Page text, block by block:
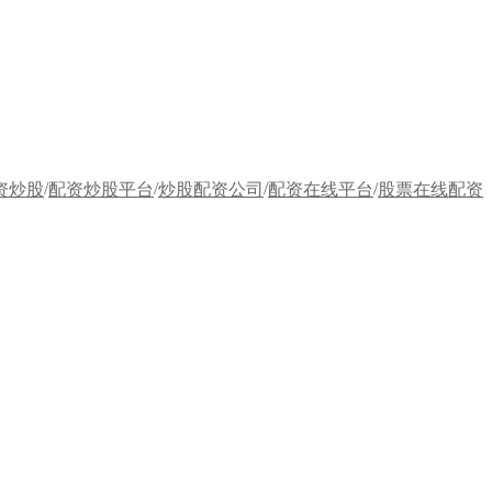
股票在线配资
/
配资在线平台
/
炒股配资公司
/
配资炒股平台
/
炒股